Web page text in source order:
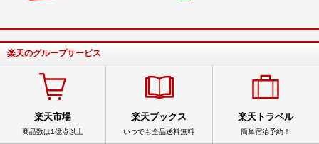
楽天のグループサービス
楽天市場
商品数は1億点以上
楽天ブックス
いつでも全品送料無料
楽天トラベル
簡単宿泊予約！